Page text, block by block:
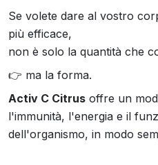
Se volete dare al vostro
più efficace,
non è solo la quantità che
👉 ma la forma.
Activ C Citrus offre un
l'immunità, l'energia e il
dell'organismo, in modo